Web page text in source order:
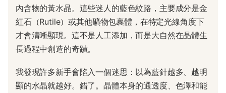
內含物的黃水晶。這些迷人的藍色紋路，主要成分是金
紅石（Rutile）或其他礦物包裹體，在特定光線角度下
才會清晰顯現。這不是人工添加，而是大自然在晶體生
長過程中創造的奇蹟。
我發現許多新手會陷入一個迷思：以為藍針越多、越明
顯的水晶就越好。錯了。晶體本身的通透度、色澤和能